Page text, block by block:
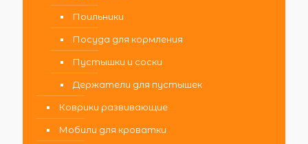
Поильники
Посуда для кормления
Пустышки и соски
Держатели для пустышек
Коврики развивающие
Мобили для кроватки